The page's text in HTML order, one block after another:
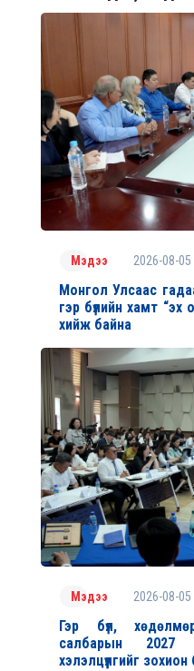
Мэдээ 2026-08-05
Монгол Улсаас
гэр бүлийн хамт “эх
хийж байна
Мэдээ 2026-08-05
Гэр бүл,
салбарын 2027
хэлэлцүүлгийг